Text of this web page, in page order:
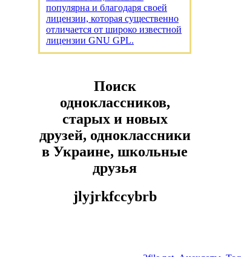
популярна и благодаря своей
лицензии, которая существенно
отличается от широко известной
лицензии GNU GPL.
Поиск
одноклассников,
старых и новых
друзей, одноклассники
в Украине, школьные
друзья
jlyjrkfccybrb